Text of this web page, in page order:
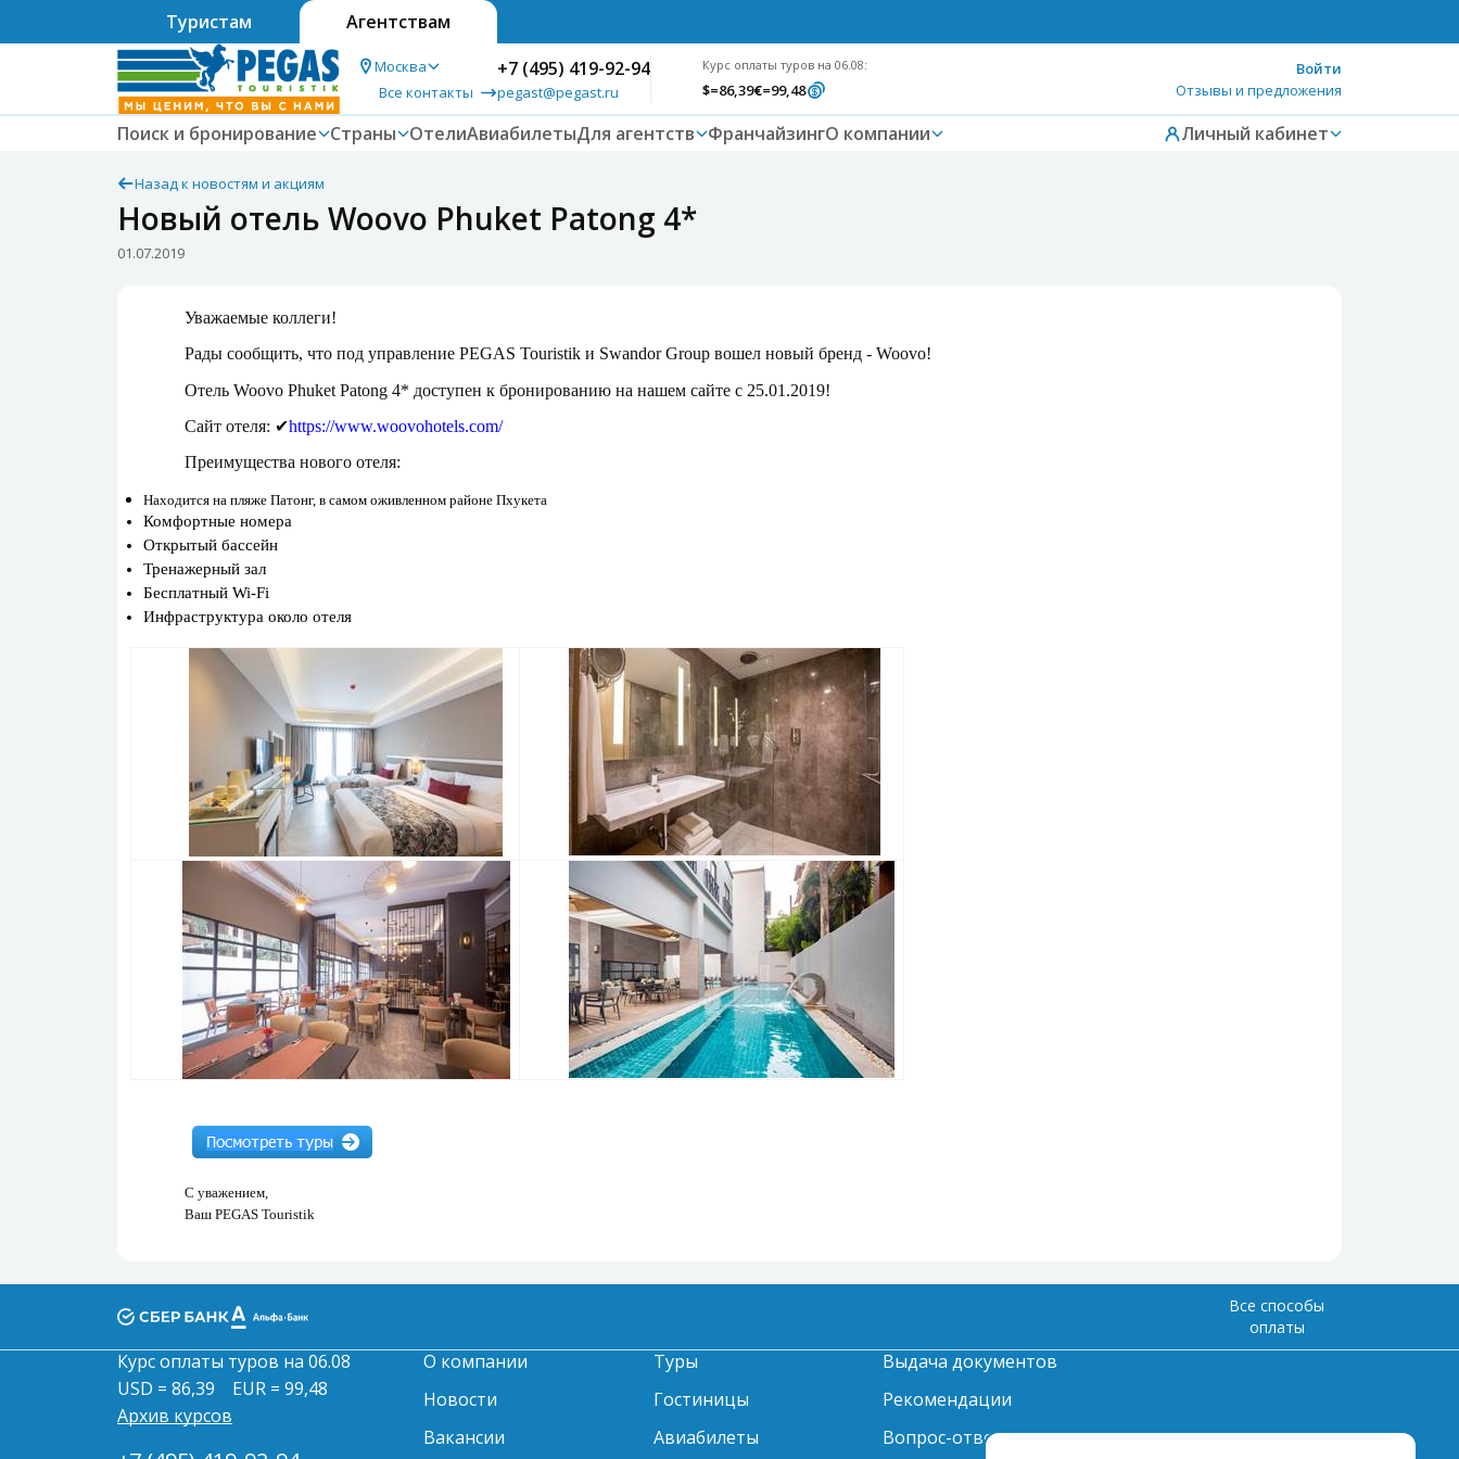
Туристам Агентствам
Москва
Все контакты
+7 (495) 419-92-94
pegast@pegast.ru
Курс оплаты туров на 06.08:
$=86,39€=99,48
Войти
Отзывы и предложения
Поиск и бронирование Страны ОтелиАвиабилетыДля агентств ФранчайзингО компании Личный кабинет
Назад к новостям и акциям
Новый отель Woovo Phuket Patong 4*
01.07.2019
Уважаемые коллеги!
Рады сообщить, что под управление PEGAS Touristik и Swandor Group вошел новый бренд - Woovo!
Отель Woovo Phuket Patong 4* доступен к бронированию на нашем сайте с 25.01.2019!
Сайт отеля: ✔https://www.woovohotels.com/
Преимущества нового отеля:
Находится на пляже Патонг, в самом оживленном районе Пхукета
Комфортные номера
Открытый бассейн
Тренажерный зал
Бесплатный Wi-Fi
Инфраструктура около отеля
С уважением,
Ваш PEGAS Touristik
Все способы
оплаты
Курс оплаты туров на 06.08
USD = 86,39
EUR = 99,48
Архив курсов
О компании
Новости
Вакансии
Туры
Гостиницы
Авиабилеты
Выдача документов
Рекомендации
Вопрос-ответ